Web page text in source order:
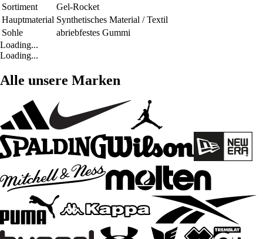
Sortiment
Gel-Rocket
Hauptmaterial Synthetisches Material / Textil
Sohle
abriebfestes Gummi
Loading...
Loading...
Alle unsere Marken